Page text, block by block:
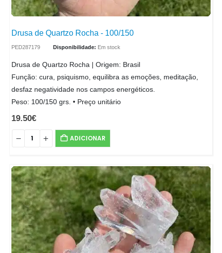
Drusa de Quartzo Rocha - 100/150
PED287179 Disponibilidade: Em stock
Drusa de Quartzo Rocha | Origem: Brasil
Função: cura, psiquismo, equilibra as emoções, meditação,
desfaz negatividade nos campos energéticos.
Peso: 100/150 grs. • Preço unitário
19.50€
ADICIONAR